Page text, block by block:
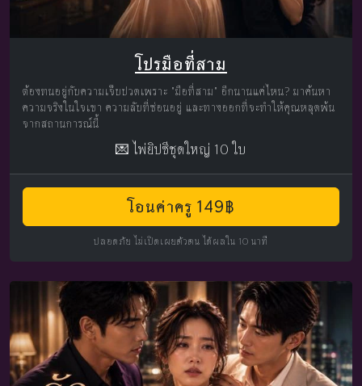
โปรมือที่สาม
ต้องทนอยู่กับความเจ็บปวดเพราะ "มือที่สาม" อีกนานแค่ไหน? มาค้นหา
ความจริงในใจเขา ความลับที่ซ่อนอยู่ และทางออกที่จะทำให้คุณหลุดพ้น
จากสถานการณ์นี้
💌 ไพ่ยิปซีชุดใหญ่ 10 ใบ
โอนค่าครู 149฿
ปลอดภัย ไม่เปิดเผยตัวตน ได้ผลใน 10 นาที